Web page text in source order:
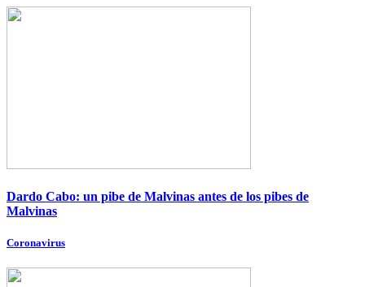
Imagen
Dardo Cabo: un pibe de Malvinas antes de los pibes de
Malvinas
Coronavirus
Imagen